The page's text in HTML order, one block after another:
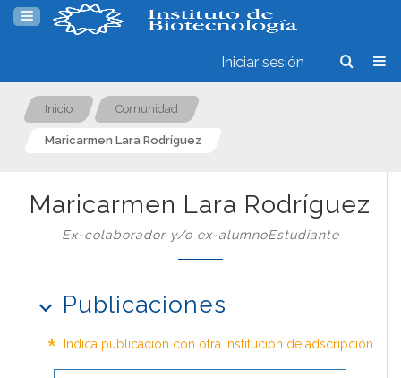
Iniciar sesión
Inicio Comunidad
Maricarmen Lara Rodríguez
Maricarmen Lara Rodríguez
Ex-colaborador y/o ex-alumnoEstudiante
Publicaciones
* Indica publicación con otra institución de adscripción